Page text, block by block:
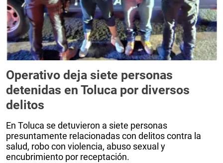
Operativo deja siete personas
detenidas en Toluca por diversos
delitos
En Toluca se detuvieron a siete personas
presuntamente relacionadas con delitos contra la
salud, robo con violencia, abuso sexual y
encubrimiento por receptación.